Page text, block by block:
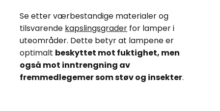
Se etter værbestandige materialer og
tilsvarende kapslingsgrader for lamper i
uteområder. Dette betyr at lampene er
optimalt beskyttet mot fuktighet, men
også mot inntrengning av
fremmedlegemer som støv og insekter.